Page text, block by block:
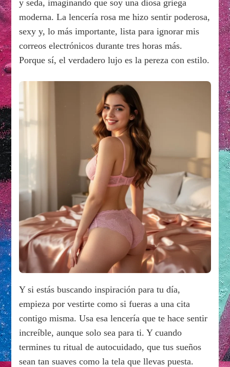
y seda, imaginando que soy una diosa griega
moderna. La lencería rosa me hizo sentir poderosa,
sexy y, lo más importante, lista para ignorar mis
correos electrónicos durante tres horas más.
Porque sí, el verdadero lujo es la pereza con estilo.
Y si estás buscando inspiración para tu día,
empieza por vestirte como si fueras a una cita
contigo misma. Usa esa lencería que te hace sentir
increíble, aunque solo sea para ti. Y cuando
termines tu ritual de autocuidado, que tus sueños
sean tan suaves como la tela que llevas puesta.